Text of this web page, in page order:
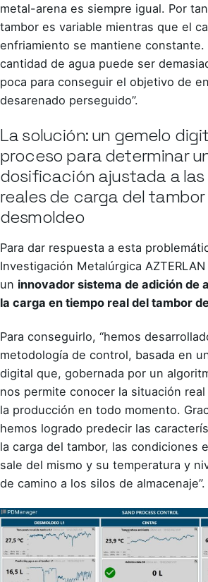
metal-arena es siempre igual. Por
tambor es variable mientras que el
enfriamiento se mantiene constante.
cantidad de agua puede ser
poca para conseguir el objetivo de
desarenado perseguido”.
La solución: un gemelo
proceso para determinar
dosificación ajustada a
reales de carga del
desmoldeo
Para dar respuesta a esta
Investigación Metalúrgica
un innovador sistema de adición de
la carga en tiempo real del tambor
Para conseguirlo, “hemos
metodología de control, basada en
digital que, gobernada por un
nos permite conocer la situación
la producción en todo momento.
hemos logrado predecir las
la carga del tambor, las condiciones
sale del mismo y su temperatura y
de camino a los silos de almacenaje”.